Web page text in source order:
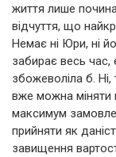
життя лише
відчуття, що
Немає ні Юри, ні
забирає весь час,
збожеволіла б.
вже можна міняти
максимум
прийняти як
завищення